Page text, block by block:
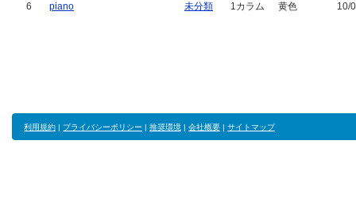
6
piano 未分類 1カラム 黄色 10/
利用規約 | プライバシーポリシー | 推奨環境 | 会社概要 | サイトマップ